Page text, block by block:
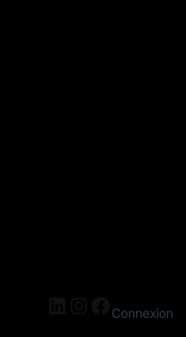
LinkedIn
Instagram
Connexion